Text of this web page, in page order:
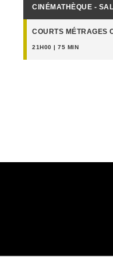
CINÉMATHÈQUE -
COURTS MÉTRAGES
21H00 | 75 MIN